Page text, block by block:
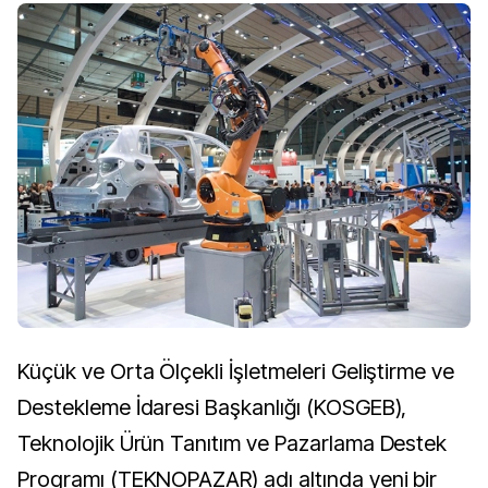
Küçük ve Orta Ölçekli İşletmeleri Geliştirme ve
Destekleme İdaresi Başkanlığı (KOSGEB),
Teknolojik Ürün Tanıtım ve Pazarlama Destek
Programı (TEKNOPAZAR) adı altında yeni bir